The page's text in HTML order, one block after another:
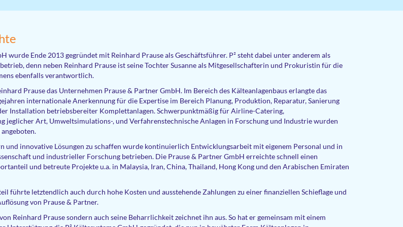
wurde Ende 2013 gegründet mit Reinhard Prause als Geschäftsführer. P² steht dabei unter anderem als
denn neben Reinhard Prause ist seine Tochter Susanne als Mitgesellschafterin und Prokuristin für die
ebenfalls verantwortlich.
Prause das Unternehmen Prause & Partner GmbH. Im Bereich des Kälteanlagenbaus erlangte das
internationale Anerkennung für die Expertise im Bereich Planung, Produktion, Reparatur, Sanierung
Installation betriebsbereiter Komplettanlagen. Schwerpunktmäßig für Airline-Catering,
jeglicher Art, Umweltsimulations-, und Verfahrenstechnische Anlagen in Forschung und Industrie wurden
und innovative Lösungen zu schaffen wurde kontinuierlich Entwicklungsarbeit mit eigenem Personal und in
und industrieller Forschung betrieben. Die Prause & Partner GmbH erreichte schnell einen
und betreute Projekte u.a. in Malaysia, Iran, China, Thailand, Hong Kong und den Arabischen Emiraten
führte letztendlich auch durch hohe Kosten und ausstehende Zahlungen zu einer finanziellen Schieflage und
von Prause & Partner.
Reinhard Prause sondern auch seine Beharrlichkeit zeichnet ihn aus. So hat er gemeinsam mit einem